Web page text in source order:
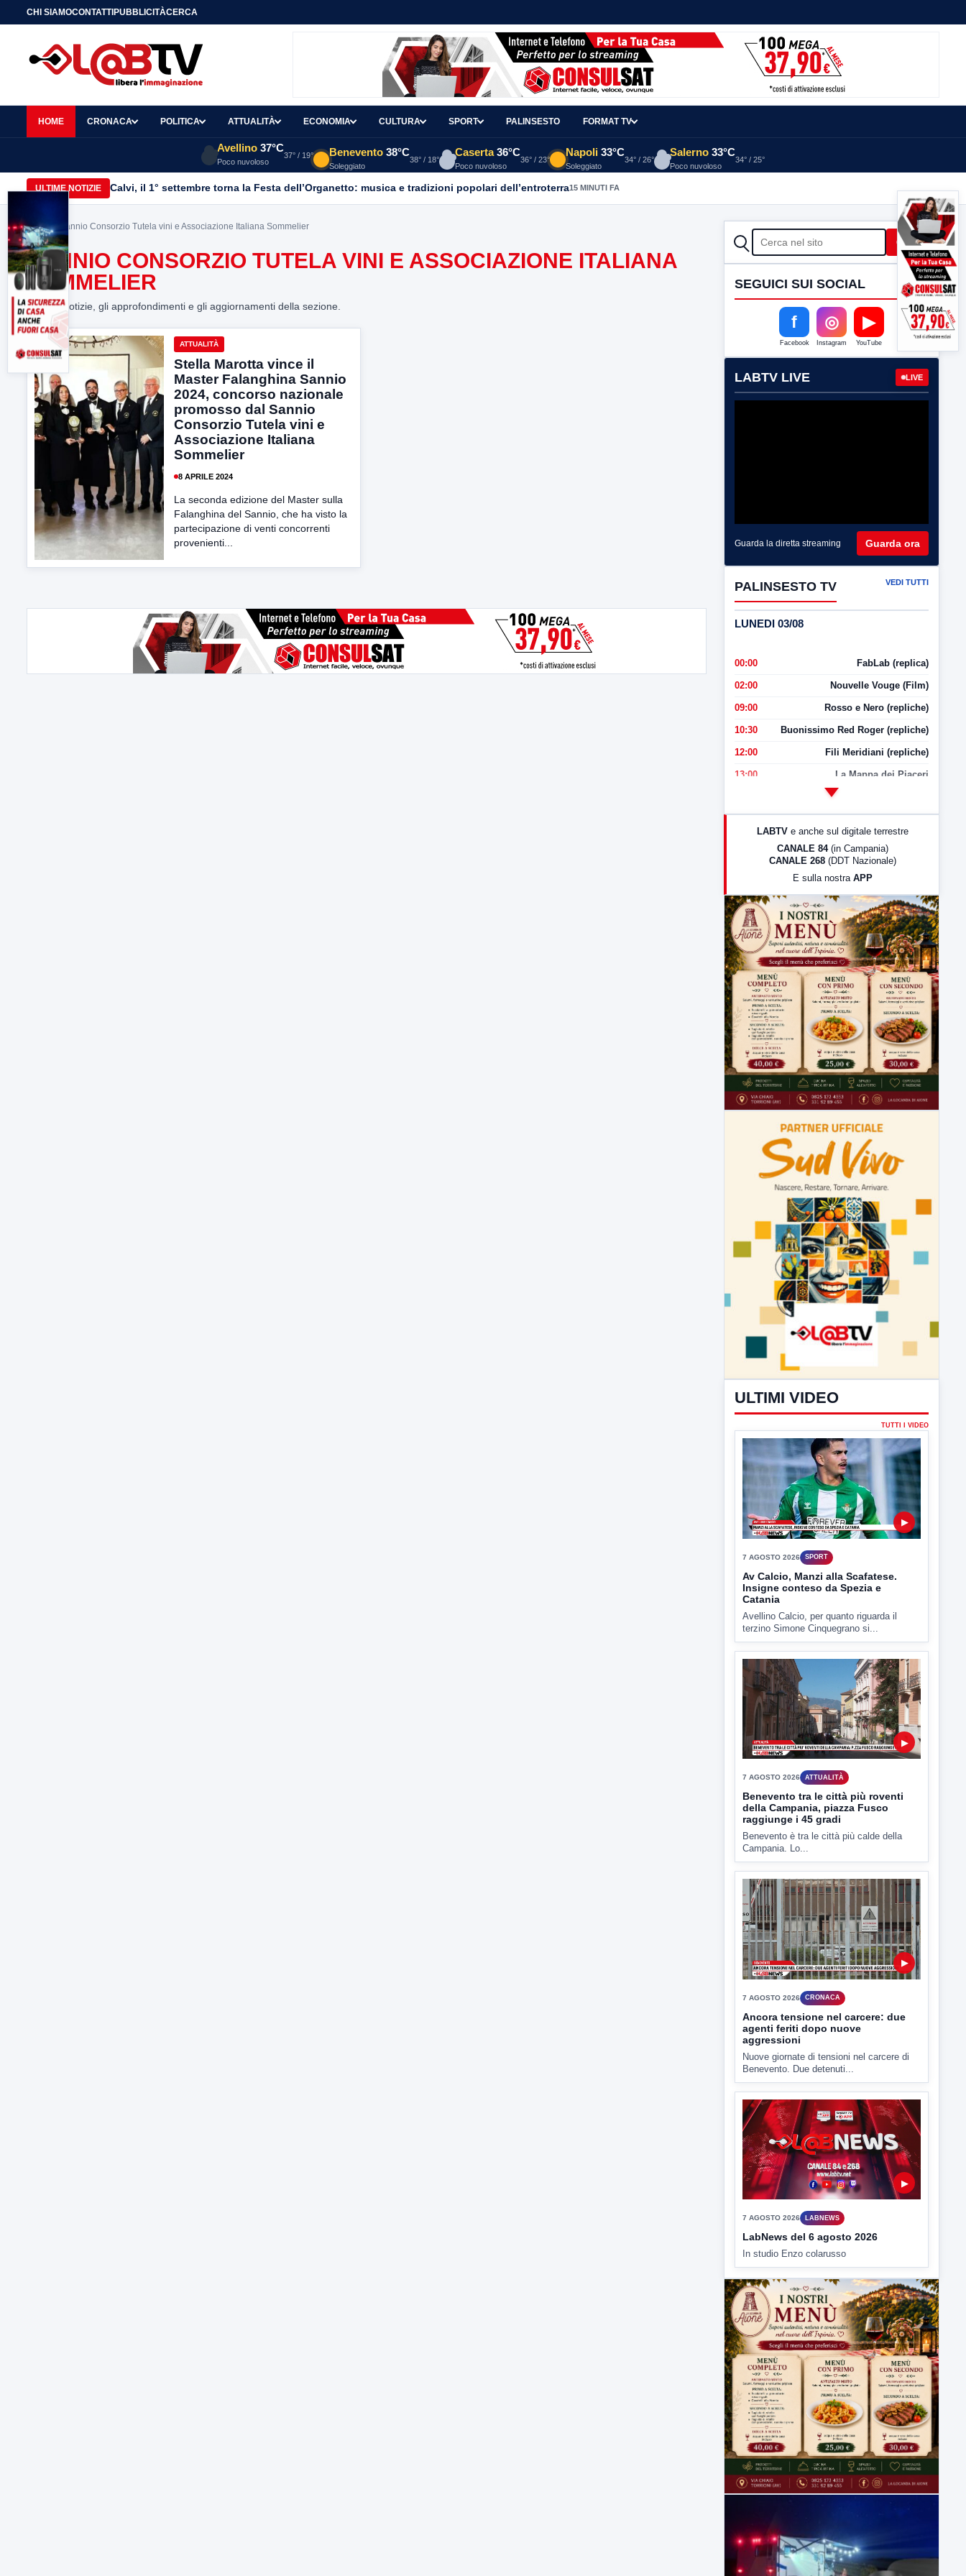
CHI SIAMOCONTATTIPUBBLICITÀCERCA
HOME CRONACA POLITICA ATTUALITÀ ECONOMIA CULTURA SPORT PALINSESTO FORMAT TV
Avellino 37°C
Poco nuvoloso
37° / 19° Benevento 38°C
Soleggiato
38° / 18°
Caserta 36°C
Poco nuvoloso
36° / 23°
Napoli 33°C
Soleggiato
34° / 26°
Salerno 33°C
Poco nuvoloso
34° / 25°
ULTIME NOTIZIE Calvi, il 1° settembre torna la Festa dell’Organetto: musica e tradizioni popolari dell’entroterra15 MINUTI FA
Home> Sannio Consorzio Tutela vini e Associazione Italiana Sommelier
SANNIO CONSORZIO TUTELA VINI E ASSOCIAZIONE ITALIANA
SOMMELIER
Tutte le notizie, gli approfondimenti e gli aggiornamenti della sezione.
ATTUALITÀ
Stella Marotta vince il
Master Falanghina Sannio
2024, concorso nazionale
promosso dal Sannio
Consorzio Tutela vini e
Associazione Italiana
Sommelier
8 APRILE 2024
La seconda edizione del Master sulla
Falanghina del Sannio, che ha visto la
partecipazione di venti concorrenti
provenienti...
CERCA Cerca
SEGUICI SUI SOCIAL
f
Facebook
◎
Instagram
▶
YouTube
LABTV LIVE LIVE
Guarda la diretta streaming Guarda ora
PALINSESTO TV VEDI TUTTI
LUNEDI 03/08
00:00 FabLab (replica)
02:00 Nouvelle Vouge (Film)
09:00 Rosso e Nero (repliche)
10:30 Buonissimo Red Roger (repliche)
12:00 Fili Meridiani (repliche)
13:00 La Mappa dei Piaceri
LabNews (Diretta)
23:00 LabNews (replica)
LABTV e anche sul digitale terrestre
CANALE 84 (in Campania)
CANALE 268 (DDT Nazionale)
E sulla nostra APP
ULTIMI VIDEO
▶
7 AGOSTO 2026 SPORT
Av Calcio, Manzi alla Scafatese.
Insigne conteso da Spezia e
Avellino Calcio, per quanto riguarda il
terzino Simone Cinquegrano si...
▶
7 AGOSTO 2026 ATTUALITÀ
Benevento tra le città più roventi
della Campania, piazza Fusco
Benevento è tra le città più calde della
Campania. Lo...
7 AGOSTO 2026 CRONACA
Ancora tensione nel carcere: due
agenti feriti dopo nuove
Nuove giornate di tensioni nel carcere di
Benevento. Due detenuti...
7 AGOSTO 2026 LABNEWS
LabNews del 6 agosto 2026
In studio Enzo colarusso